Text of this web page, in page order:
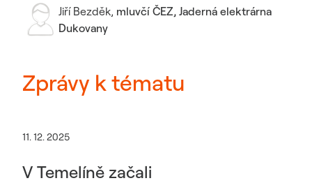
Jiří Bezděk, mluvčí ČEZ, Jaderná elektrárna
Dukovany
Zprávy k tématu
11. 12. 2025
V Temelíně začali